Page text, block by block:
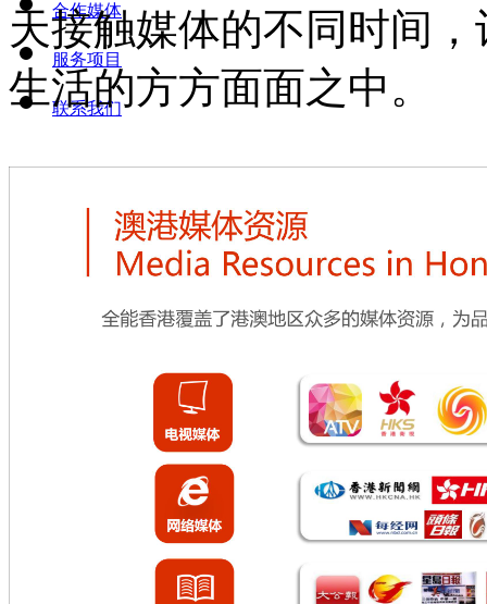
合作媒体
服务项目
联系我们
天接触媒体的不同时间
生活的方方面面之中。